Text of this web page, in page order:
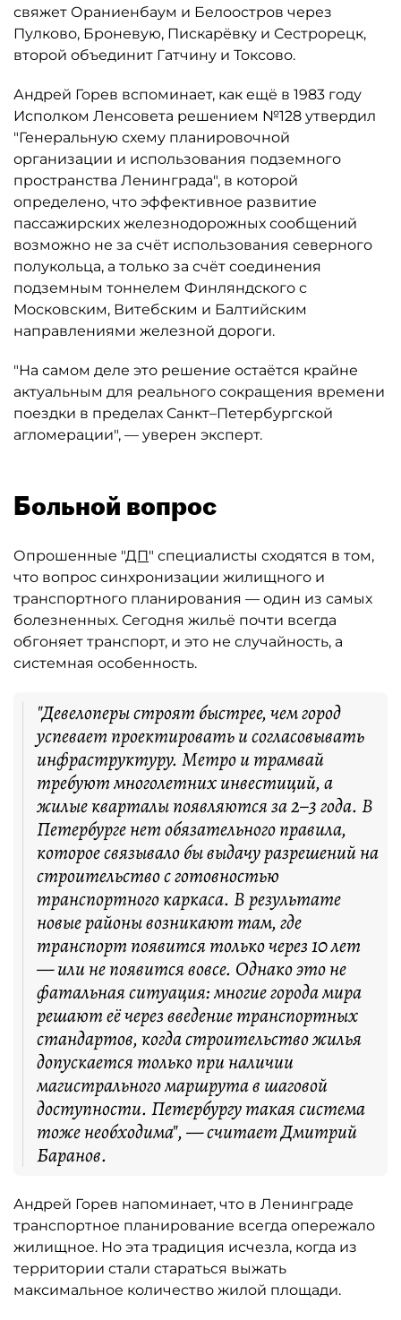
свяжет Ораниенбаум и Белоостров через
Пулково, Броневую, Пискарёвку и Сестрорецк,
второй объединит Гатчину и Токсово.
Андрей Горев вспоминает, как ещё в 1983 году
Исполком Ленсовета решением №128 утвердил
"Генеральную схему планировочной
организации и использования подземного
пространства Ленинграда", в которой
определено, что эффективное развитие
пассажирских железнодорожных сообщений
возможно не за счёт использования северного
полукольца, а только за счёт соединения
подземным тоннелем Финляндского с
Московским, Витебским и Балтийским
направлениями железной дороги.
"На самом деле это решение остаётся крайне
актуальным для реального сокращения времени
поездки в пределах Санкт–Петербургской
агломерации", — уверен эксперт.
Больной вопрос
Опрошенные "ДП" специалисты сходятся в том,
что вопрос синхронизации жилищного и
транспортного планирования — один из самых
болезненных. Сегодня жильё почти всегда
обгоняет транспорт, и это не случайность, а
системная особенность.
"Девелоперы строят быстрее, чем город
успевает проектировать и согласовывать
инфраструктуру. Метро и трамвай
требуют многолетних инвестиций, а
жилые кварталы появляются за 2–3 года. В
Петербурге нет обязательного правила,
которое связывало бы выдачу разрешений на
строительство с готовностью
транспортного каркаса. В результате
новые районы возникают там, где
транспорт появится только через 10 лет
— или не появится вовсе. Однако это не
фатальная ситуация: многие города мира
решают её через введение транспортных
стандартов, когда строительство жилья
допускается только при наличии
магистрального маршрута в шаговой
доступности. Петербургу такая система
тоже необходима", — считает Дмитрий
Баранов.
Андрей Горев напоминает, что в Ленинграде
транспортное планирование всегда опережало
жилищное. Но эта традиция исчезла, когда из
территории стали стараться выжать
максимальное количество жилой площади.